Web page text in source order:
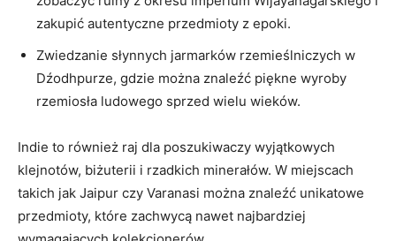
zakupić⁤ autentyczne ⁣przedmioty z epoki.
Zwiedzanie słynnych jarmarków rzemieślniczych w
Dźodhpurze, gdzie można znaleźć piękne‍ wyroby
rzemiosła ludowego sprzed wielu wieków.
Indie ⁤to również raj dla poszukiwaczy wyjątkowych
klejnotów, biżuterii i ‍rzadkich minerałów. W ​miejscach
takich jak Jaipur czy Varanasi można znaleźć unikatowe
⁢przedmioty, które zachwycą nawet najbardziej